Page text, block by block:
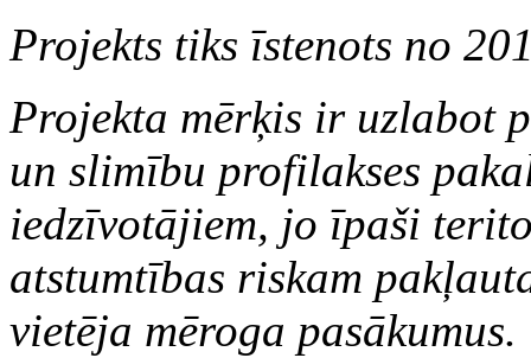
Projekts tiks īstenots no
Projekta mērķis ir uzlabot
un slimību profilakses
iedzīvotājiem, jo īpaši
atstumtības riskam
vietēja mēroga pasākumus.